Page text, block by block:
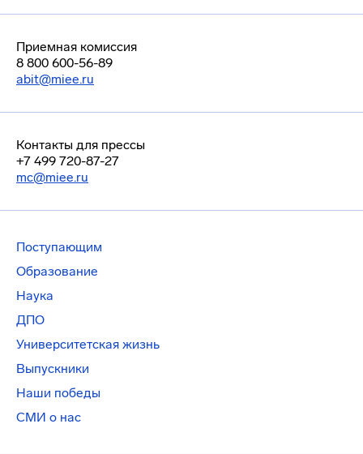
Приемная комиссия
8 800 600-56-89
abit@miee.ru
Контакты для прессы
+7 499 720-87-27
mc@miee.ru
Поступающим
Образование
Наука
ДПО
Университетская жизнь
Выпускники
Наши победы
СМИ о нас